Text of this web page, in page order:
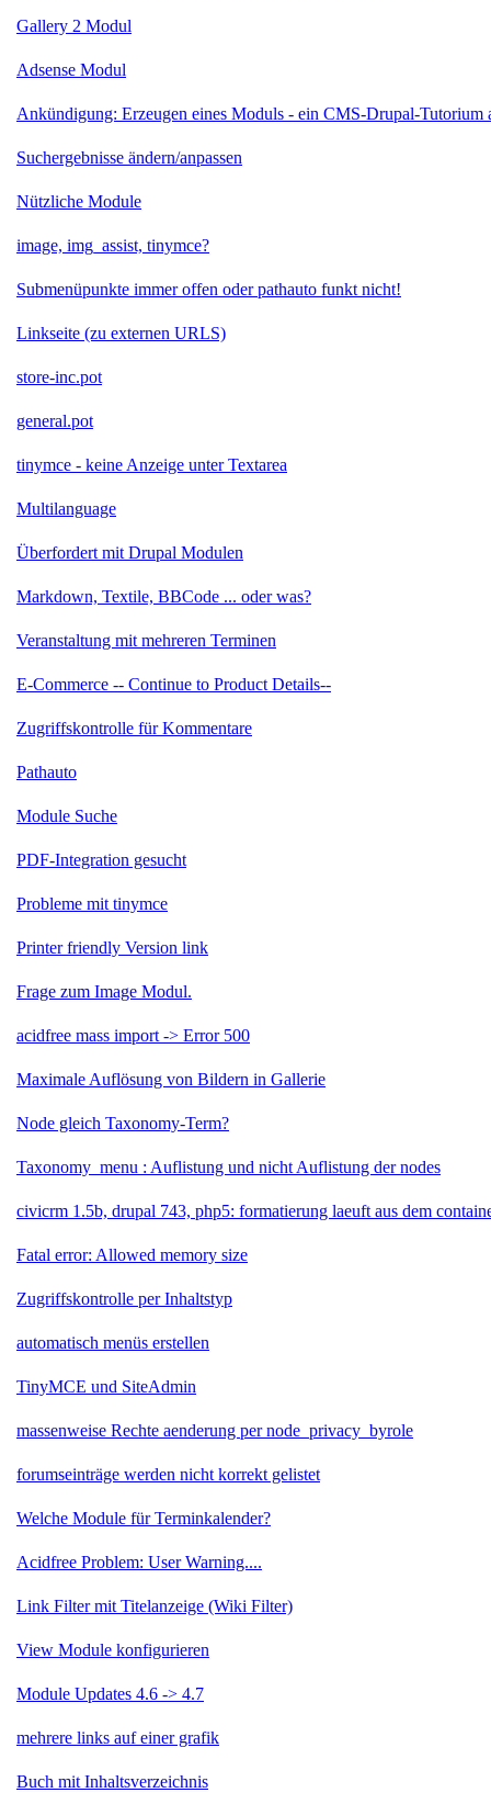
Gallery 2 Modul
Adsense Modul
Ankündigung: Erzeugen eines Moduls - ein CMS-Drupal-Tutorium
Suchergebnisse ändern/anpassen
Nützliche Module
image, img_assist, tinymce?
Submenüpunkte immer offen oder pathauto funkt nicht!
Linkseite (zu externen URLS)
store-inc.pot
general.pot
tinymce - keine Anzeige unter Textarea
Multilanguage
Überfordert mit Drupal Modulen
Markdown, Textile, BBCode ... oder was?
Veranstaltung mit mehreren Terminen
E-Commerce -- Continue to Product Details--
Zugriffskontrolle für Kommentare
Pathauto
Module Suche
PDF-Integration gesucht
Probleme mit tinymce
Printer friendly Version link
Frage zum Image Modul.
acidfree mass import -> Error 500
Maximale Auflösung von Bildern in Gallerie
Node gleich Taxonomy-Term?
Taxonomy_menu : Auflistung und nicht Auflistung der nodes
civicrm 1.5b, drupal 743, php5: formatierung laeuft aus dem
Fatal error: Allowed memory size
Zugriffskontrolle per Inhaltstyp
automatisch menüs erstellen
TinyMCE und SiteAdmin
massenweise Rechte aenderung per node_privacy_byrole
forumseinträge werden nicht korrekt gelistet
Welche Module für Terminkalender?
Acidfree Problem: User Warning....
Link Filter mit Titelanzeige (Wiki Filter)
View Module konfigurieren
Module Updates 4.6 -> 4.7
mehrere links auf einer grafik
Buch mit Inhaltsverzeichnis